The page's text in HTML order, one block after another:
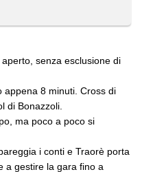
senza esclusione di
appena 8 minuti. Cross di
di Bonazzoli.
ma poco a poco si
i conti e Traorè porta
a gestire la gara fino a